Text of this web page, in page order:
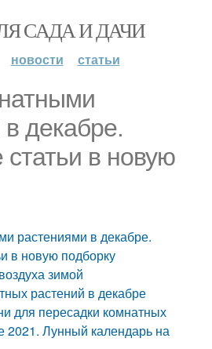
САДА И ДАЧИ
новости статьи
декабре.
в новую
растениями в декабре.
в новую подборку
зимой
растений в декабре
для пересадки комнатных
2021. Лунный календарь на